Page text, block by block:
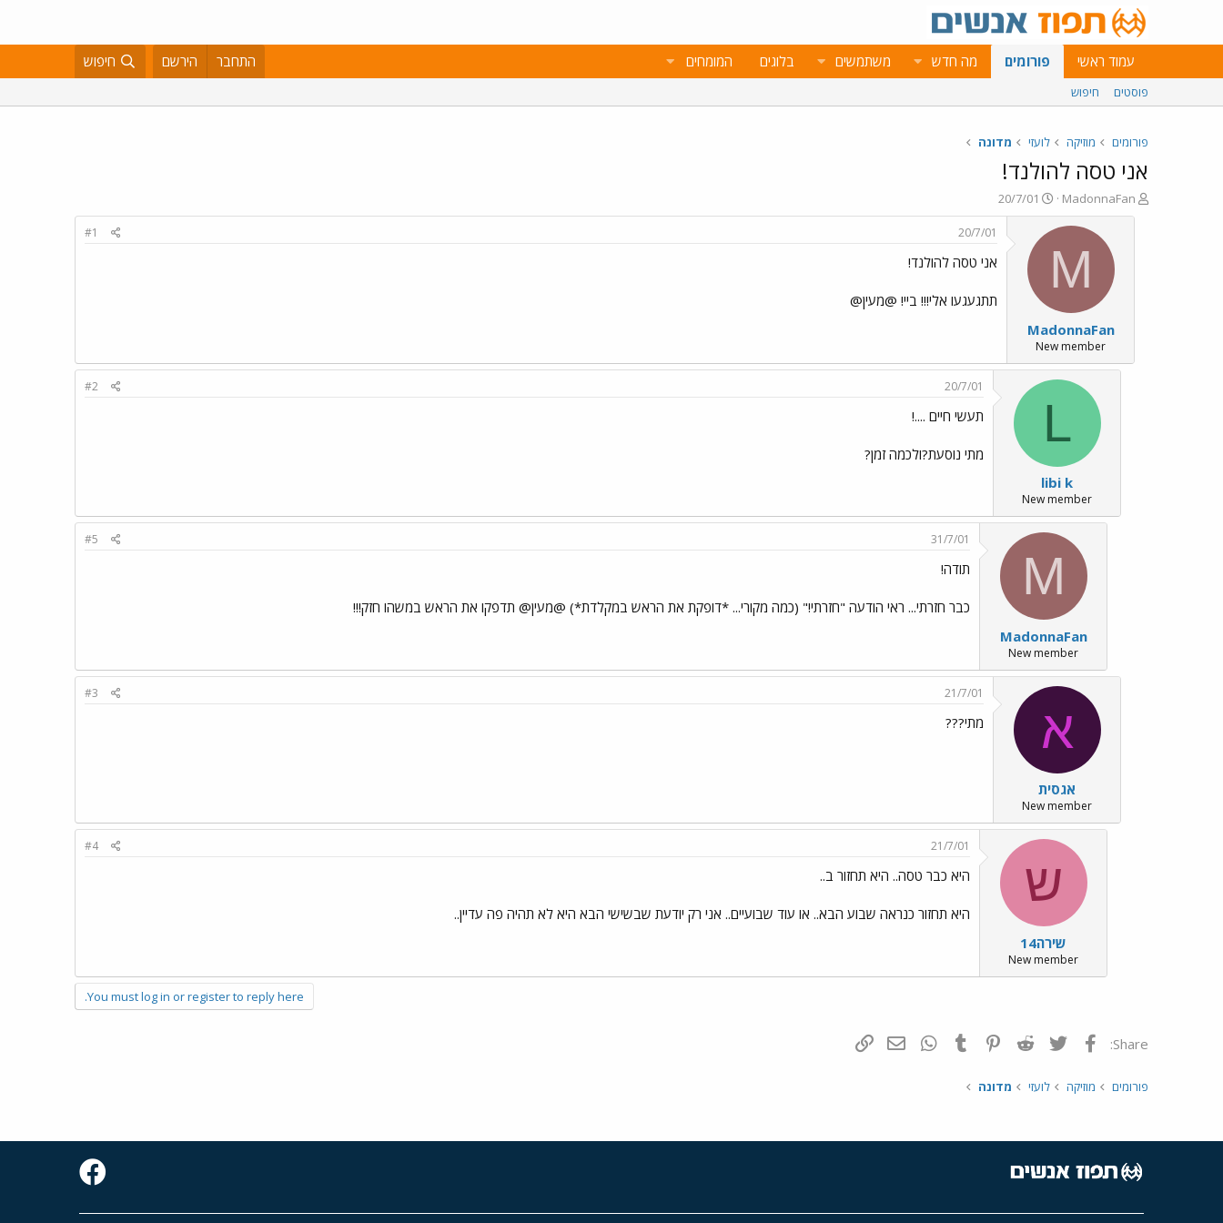
עמוד ראשי פורומים מה חדש משתמשים בלוגים המומחים התחבר הירשם חיפוש
פוסטים חיפוש
פורומים מוזיקה לועזי מדונה
אני טסה להולנד!
פ
ו
MadonnaFan
פ
ו
ס
ת
ר
י
ך
20/7/01
M
MadonnaFan
New member
20/7/01
#1
אני טסה להולנד!
תתגעגעו אלי!!! ביי! @מעין@
L
libi k
New member
20/7/01
#2
תעשי חיים ....!
מתי נוסעת?ולכמה זמן?
M
MadonnaFan
New member
31/7/01
#5
תודה!
כבר חזרתי... ראי הודעה "חזרתי!" (כמה מקורי... *דופקת את הראש במקלדת*) @מעין@ תדפקו את הראש במשהו חזק!!!
א
אגסית
New member
21/7/01
#3
מתי???
ש
שירה14
New member
21/7/01
#4
היא כבר טסה.. היא תחזור ב..
היא תחזור כנראה שבוע הבא.. או עוד שבועיים.. אני רק יודעת שבשישי הבא היא לא תהיה פה עדיין..
You must log in or register to reply here.
Share: פייסבוק Twitter
Reddit
Pinterest
Tumblr
WhatsAppדואר אלקטרוני
פורומים מוזיקה לועזי מדונה